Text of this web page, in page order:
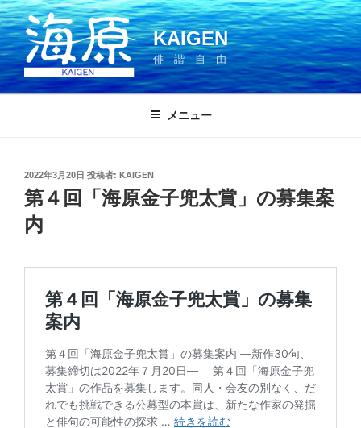
コ
ン
テ
ン
ツ
KAIGEN
俳 諧 自 由
メニュー
投
稿
日:
2022年3月20日 投稿者: KAIGEN
第４回「海原金子兜太賞」の募集案
内